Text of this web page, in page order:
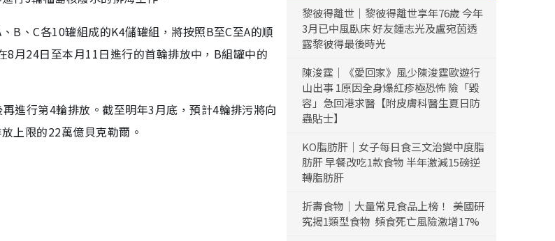
B、C各10罐組成的K4儲罐組，將按照B至C至A的順
月24日至本月11日進行的首輪排放中，B組罐中的
進行第4輪排放。截至明年3月底，預計4輪排污將向
上限的22萬億貝克勒爾。
黎彼得離世｜黎彼得離世享年76歲 今年
3月已中風臥床 好友鍾志光及盧宛茵透
露黎彼得最後時光
陳浚霆｜《愛回家》風少陳浚霆歐遊行
山出事 1原因全身爆紅疹極恐怖 險「毀
容」急回港求醫【附皮膚科醫生夏日防
蟲貼士】
KO脂肪肝｜女子每日食三文治變中度脂
肪肝 早餐改吃1款食物 半年激減15磅逆
轉脂肪肝
折壽食物｜大量常見食品上榜！ 美國研
究揭1類型食物 頻食死亡風險激增17%